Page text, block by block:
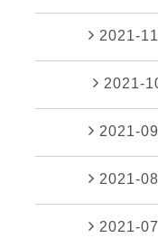
2021-11
2021-
2021-09
2021-08
2021-07